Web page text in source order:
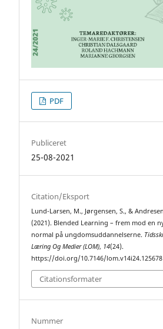
PDF
Publiceret
25-08-2021
Citation/Eksport
Lund-Larsen, M., Jørgensen, S., &
(2021). Blended Learning – frem mod en
normal på ungdomsuddannelserne.
Læring Og Medier (LOM), 14(24).
https://doi.org/10.7146/lom.v14i24.125678
Citationsformater
Nummer